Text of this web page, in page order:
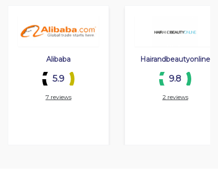
Alibaba
5.9
7 reviews
Hairandbeautyonline
9.8
2 reviews